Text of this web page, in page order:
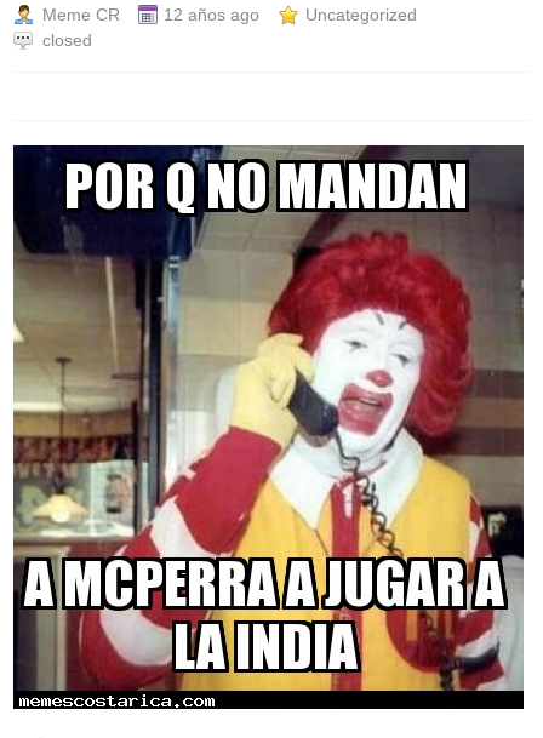
Meme CR 12 años ago
Uncategorized
closed